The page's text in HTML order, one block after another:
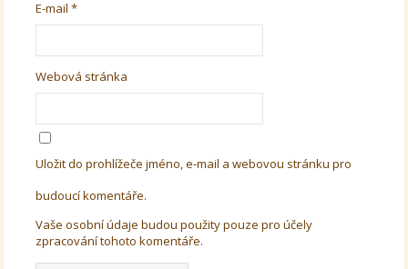
E-mail*
Webová stránka
Uložit do prohlížeče jméno, e-mail a webovou stránku pro
budoucí komentáře.
Vaše osobní údaje budou použity pouze pro účely
zpracování tohoto komentáře.